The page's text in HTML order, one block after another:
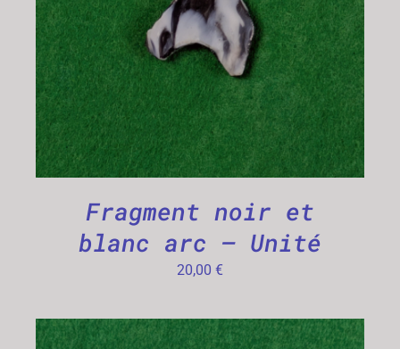
Fragment noir et
blanc arc – Unité
20,00 €